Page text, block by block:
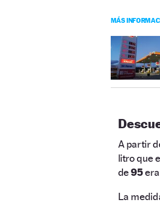
MÁS
A partir
litro que
de95
La